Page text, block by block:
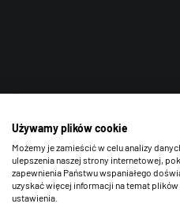
Używamy plików cookie
Możemy je zamieścić w celu analizy
ulepszenia naszej strony internetowej,
zapewnienia Państwu wspaniałego
uzyskać więcej informacji na temat
ustawienia.